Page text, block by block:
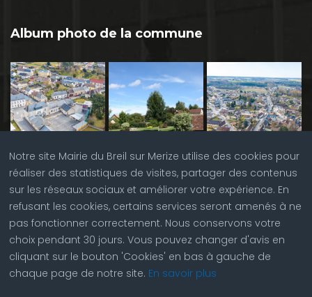
Notre site Mairie du Breil sur Merize utilise des cookies pour
réaliser des statistiques de visites, partager des contenus
sur les réseaux sociaux et améliorer votre expérience. En
refusant les cookies, certains services seront amenés à ne
pas fonctionner correctement. Nous conservons votre
choix pendant 30 jours. Vous pouvez changer d'avis en
cliquant sur le bouton 'Cookies' en bas à gauche de
chaque page de notre site. En savoir plus
Album photo de la commune